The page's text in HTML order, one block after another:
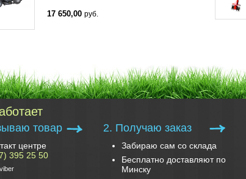
17 650,00 руб.
товар
центре
395 25 50
viber
2. Получаю заказ
Забираю сам со склада
Бесплатно доставляют по
Минску